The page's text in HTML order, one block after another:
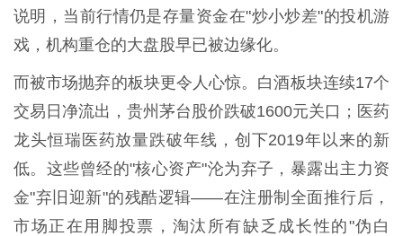
说明，当前行情仍是存量资金在"炒小炒差"的投机游
戏，机构重仓的大盘股早已被边缘化。
而被市场抛弃的板块更令人心惊。白酒板块连续17个
交易日净流出，贵州茅台股价跌破1600元关口；医药
龙头恒瑞医药放量跌破年线，创下2019年以来的新
低。这些曾经的"核心资产"沦为弃子，暴露出主力资
金"弃旧迎新"的残酷逻辑——在注册制全面推行后，
市场正在用脚投票，淘汰所有缺乏成长性的"伪白